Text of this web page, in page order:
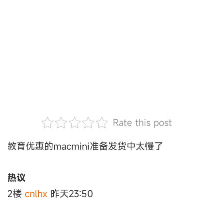
Rate this post
教育优惠的macmini准备发货中太慢了
热议
2楼 cnlhx 昨天23:50